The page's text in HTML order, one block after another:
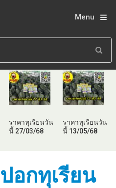
Menu
ราคาทุเรียนวัน
นี้ 27/03/68
ราคาทุเรียนวัน
นี้ 13/05/68
อกทุเรียน